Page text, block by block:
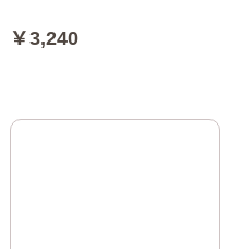
￥3,240